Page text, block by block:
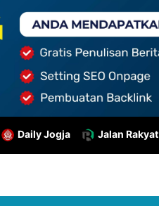
Daily Jogja Jalan Rakyat